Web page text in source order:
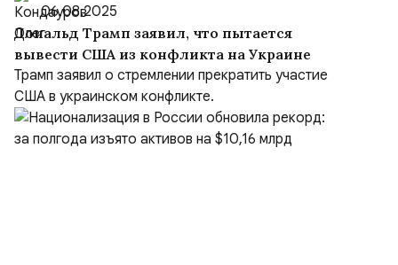
06.08.2025
Дональд Трамп заявил, что пытается
вывести США из конфликта на Украине
Трамп заявил о стремлении прекратить участие
США в украинском конфликте.